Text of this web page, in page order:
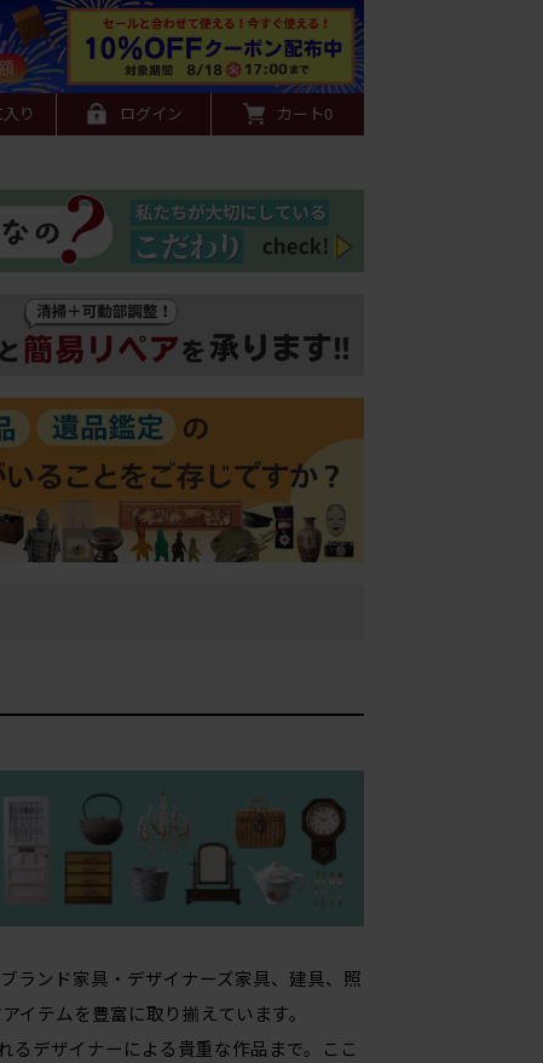
り ログイン カート0
ランド家具・デザイナーズ家具、建具、照
テムを豊富に取り揃えています。
デザイナーによる貴重な作品まで。ここ